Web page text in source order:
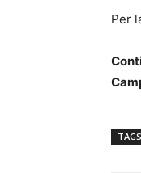
Per
TAGS